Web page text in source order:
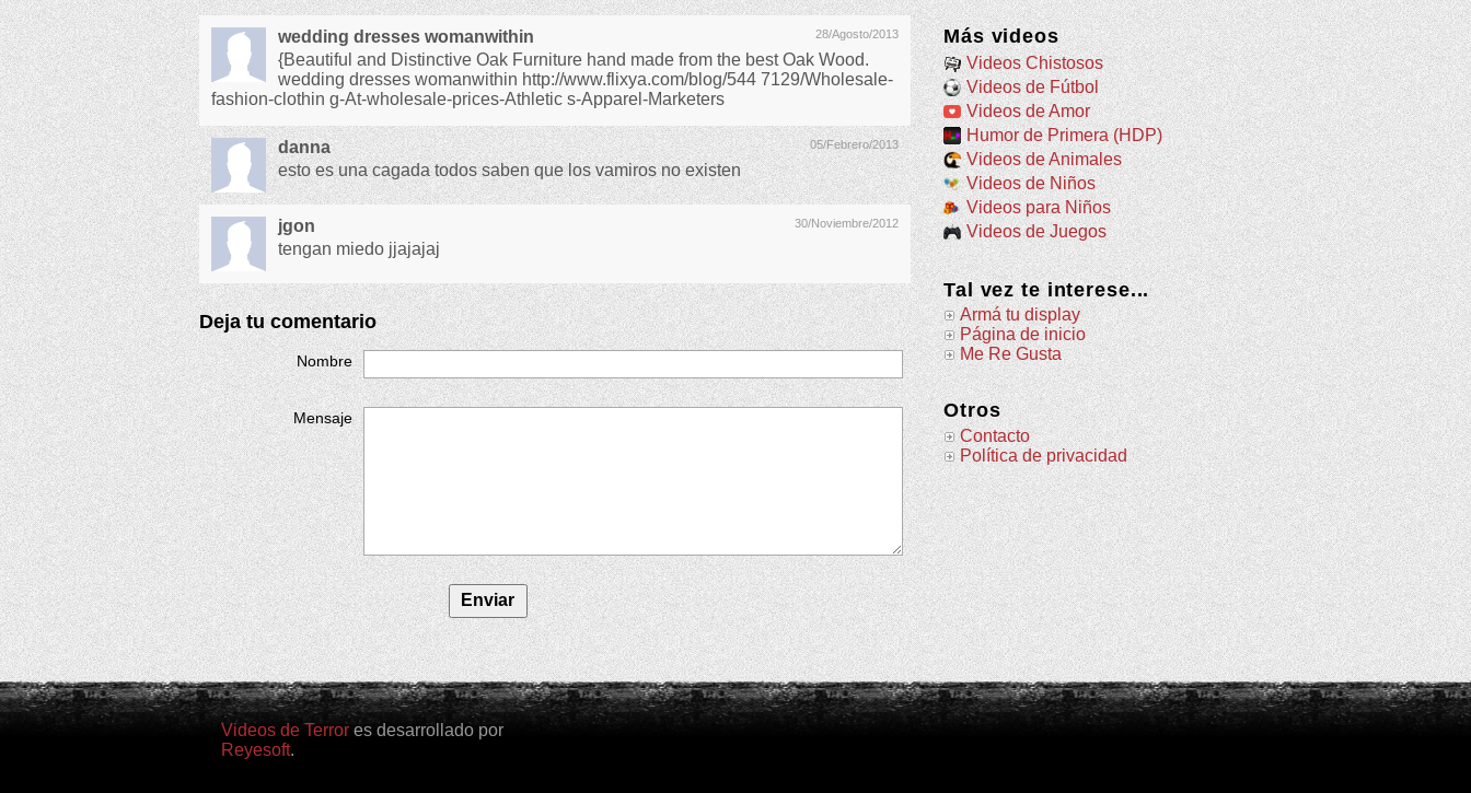
28/Agosto/2013
wedding dresses womanwithin
{Beautiful and Distinctive Oak Furniture hand made from the best Oak Wood.
wedding dresses womanwithin http://www.flixya.com/blog/544 7129/Wholesale-
fashion-clothin g-At-wholesale-prices-Athletic s-Apparel-Marketers
05/Febrero/2013
danna
esto es una cagada todos saben que los vamiros no existen
30/Noviembre/2012
jgon
tengan miedo jjajajaj
Deja tu comentario
Nombre
Mensaje
Más videos
Videos Chistosos
Videos de Fútbol
Videos de Amor
Humor de Primera (HDP)
Videos de Animales
Videos de Niños
Videos para Niños
Videos de Juegos
Tal vez te interese...
Armá tu display
Página de inicio
Me Re Gusta
Otros
Contacto
Política de privacidad
Videos de Terrores desarrollado por
Reyesoft.